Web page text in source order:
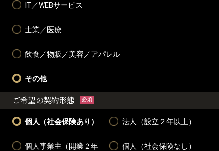
IT／WEBサービス
士業／医療
飲食／物販／美容／アパレル
その他
ご希望の契約形態 必須
個人（社会保険あり） 法人（設立２年以上）
個人事業主（開業２年
個人（社会保険なし）